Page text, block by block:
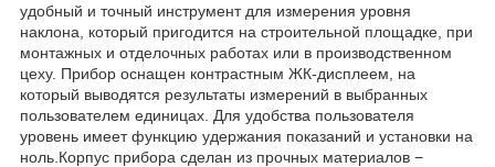
удобный и точный инструмент для измерения уровня
наклона, который пригодится на строительной площадке, при
монтажных и отделочных работах или в производственном
цеху. Прибор оснащен контрастным ЖК-дисплеем, на
который выводятся результаты измерений в выбранных
пользователем единицах. Для удобства пользователя
уровень имеет функцию удержания показаний и установки на
ноль.Корпус прибора сделан из прочных материалов −